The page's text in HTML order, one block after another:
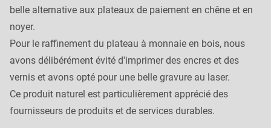
belle alternative aux plateaux de paiement en chêne et en
noyer.
Pour le raffinement du plateau à monnaie en bois, nous
avons délibérément évité d'imprimer des encres et des
vernis et avons opté pour une belle gravure au laser.
Ce produit naturel est particulièrement apprécié des
fournisseurs de produits et de services durables.